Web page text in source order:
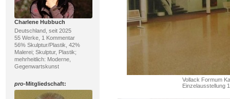
Charlene Hubbuch
Deutschland, seit 2025
55 Werke, 1 Kommentar
56% Skulptur/Plastik, 42%
Malerei; Skulptur, Plastik;
mehrheitlich: Moderne,
Gegenwartskunst
pro-Mitgliedschaft:
Vollack Formum
Einzelausstellung